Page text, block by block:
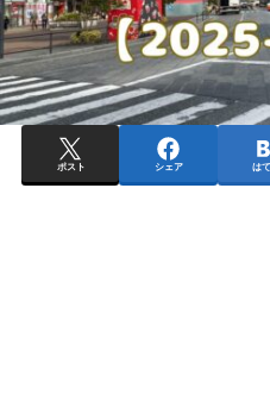
ポスト シェア は